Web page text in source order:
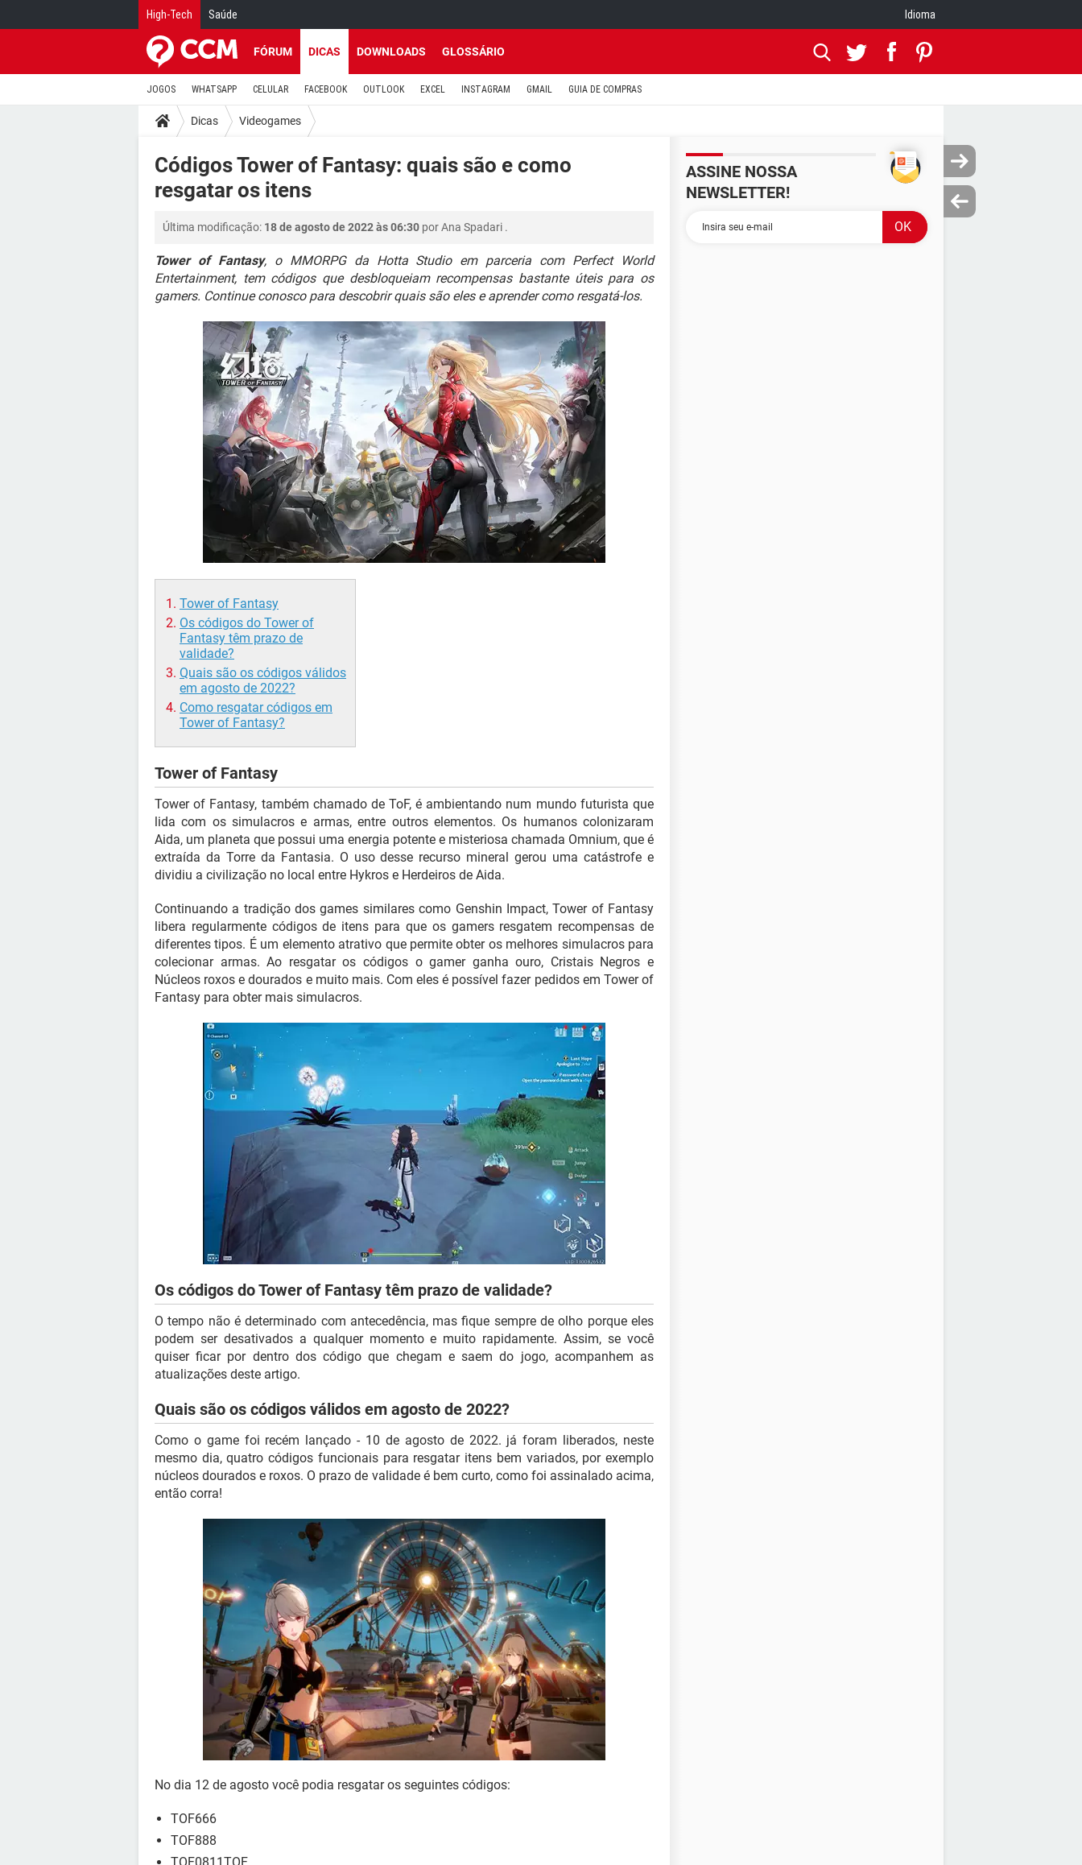
High-Tech Saúde Idioma
FÓRUM DICAS DOWNLOADS GLOSSÁRIO
JOGOS WHATSAPP CELULAR FACEBOOK OUTLOOK EXCEL INSTAGRAM GMAIL GUIA DE COMPRAS
Dicas Videogames
Códigos Tower of Fantasy: quais são e como
resgatar os itens
Última modificação: 18 de agosto de 2022 às 06:30 porAna Spadari .
Tower of Fantasy, o MMORPG da Hotta Studio em parceria com Perfect World
Entertainment, tem códigos que desbloqueiam recompensas bastante úteis para os
gamers. Continue conosco para descobrir quais são eles e aprender como resgatá-los.
Tower of Fantasy
Os códigos do Tower of
Fantasy têm prazo de
validade?
Quais são os códigos válidos
em agosto de 2022?
Como resgatar códigos em
Tower of Fantasy?
Tower of Fantasy
Tower of Fantasy, também chamado de ToF, é ambientando num mundo futurista que
lida com os simulacros e armas, entre outros elementos. Os humanos colonizaram
Aida, um planeta que possui uma energia potente e misteriosa chamada Omnium, que é
extraída da Torre da Fantasia. O uso desse recurso mineral gerou uma catástrofe e
dividiu a civilização no local entre Hykros e Herdeiros de Aida.
Continuando a tradição dos games similares como Genshin Impact, Tower of Fantasy
libera regularmente códigos de itens para que os gamers resgatem recompensas de
diferentes tipos. É um elemento atrativo que permite obter os melhores simulacros para
colecionar armas. Ao resgatar os códigos o gamer ganha ouro, Cristais Negros e
Núcleos roxos e dourados e muito mais. Com eles é possível fazer pedidos em Tower of
Fantasy para obter mais simulacros.
Os códigos do Tower of Fantasy têm prazo de validade?
O tempo não é determinado com antecedência, mas fique sempre de olho porque eles
podem ser desativados a qualquer momento e muito rapidamente. Assim, se você
quiser ficar por dentro dos código que chegam e saem do jogo, acompanhem as
atualizações deste artigo.
Quais são os códigos válidos em agosto de 2022?
Como o game foi recém lançado - 10 de agosto de 2022. já foram liberados, neste
mesmo dia, quatro códigos funcionais para resgatar itens bem variados, por exemplo
núcleos dourados e roxos. O prazo de validade é bem curto, como foi assinalado acima,
então corra!
No dia 12 de agosto você podia resgatar os seguintes códigos:
TOF666
TOF888
ASSINE NOSSA
NEWSLETTER!